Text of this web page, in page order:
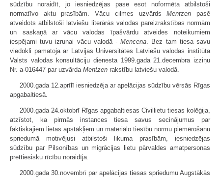
sūdzību noraidīt, jo iesniedzējas pase esot noformēta atbilstoši
normatīvo aktu prasībām. Vācu cilmes uzvārdsMentzen pasē
atveidots atbilstoši latviešu literārās valodas pareizrakstības normām
un saskaņā ar vācu valodas īpašvārdu atveides noteikumiem
iespējami tuvu izrunai vācu valodā -Mencena. Bez tam tiesa savu
viedokli pamatoja ar Latvijas Universitātes Latviešu valodas institūta
Valsts valodas konsultāciju dienesta 1999.gada 21.decembra izziņu
Nr. a-016447 par uzvārda Mentzen rakstību latviešu valodā.
2000.gada 12.aprīlī iesniedzēja ar apelācijas sūdzību vērsās Rīgas
apgabaltiesā.
2000.gada 24.oktobrī Rīgas apgabaltiesas Civillietu tiesas kolēģija,
atzīstot, ka pirmās instances tiesa savus secinājumus par
faktiskajiem lietas apstākļiem un materiālo tiesību normu piemērošanu
spriedumā motivējusi atbilstoši likuma prasībām, iesniedzējas
sūdzību par Pilsonības un migrācijas lietu pārvaldes amatpersonas
prettiesisku rīcību noraidīja.
2000.gada 30.novembrī par apelācijas tiesas spriedumu Augstākās